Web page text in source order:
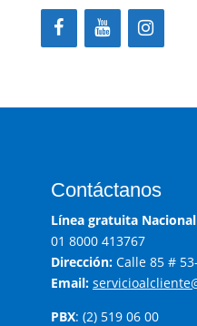
Contáctanos
Línea gratuita
01 8000 413767
Dirección: Calle 85 #
Email:
PBX: (2) 519 06 00